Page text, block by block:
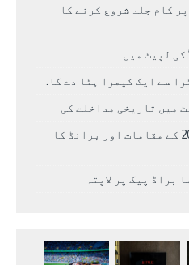
کام جلد شروع کرنے کا
کی لپیٹ میں
میں تاریخی مداخلت کی
مردوں کے کرکٹ ورلڈ کپ 2027 کے مقامات اور برانڈ کا